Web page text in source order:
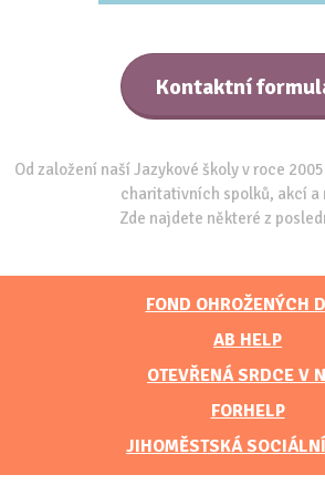
Kontaktní
Od založení naší Jazykové školy v roce
charitativních spolků, akcí a
Zde najdete některé z
FOND OHROŽENÝCH
AB HELP
OTEVŘENÁ SRDCE V
FORHELP
JIHOMĚSTSKÁ